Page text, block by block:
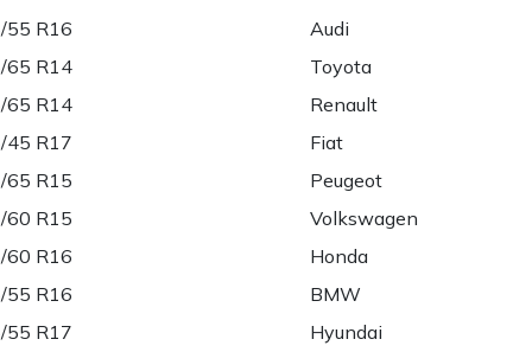
55 R16
65 R14
65 R14
45 R17
65 R15
60 R15
60 R16
55 R16
55 R17
Audi
Toyota
Renault
Fiat
Peugeot
Volkswagen
Honda
BMW
Hyundai